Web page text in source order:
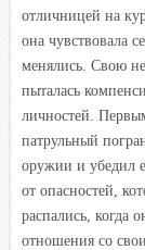
отличницей на
она чувствовала
менялись. Свою
пыталась
личностей.
патрульный
оружии и убедил
от опасностей,
распались, когда
отношения со